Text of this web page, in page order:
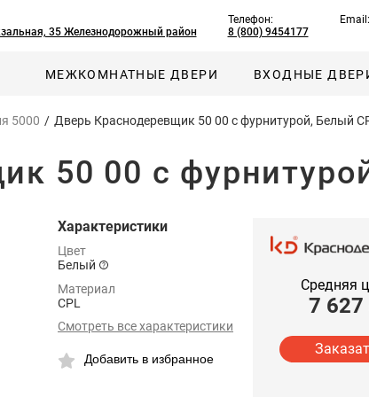
35 Железнодорожный район
Телефон:
8 (800) 9454177
Email:
МЕЖКОМНАТНЫЕ ДВЕРИ ВХОДНЫЕ
5000 / Дверь Краснодеревщик 50 00 с фурнитурой, Белый
50 00 с
Характеристики
Цвет
Белый
Материал
CPL
Смотреть все характеристики
Добавить в избранное
Средняя
7 627